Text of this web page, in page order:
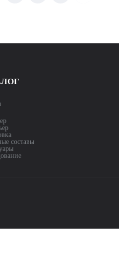
составы